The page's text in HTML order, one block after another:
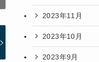
2023年11月
2023年10月
2023年9月